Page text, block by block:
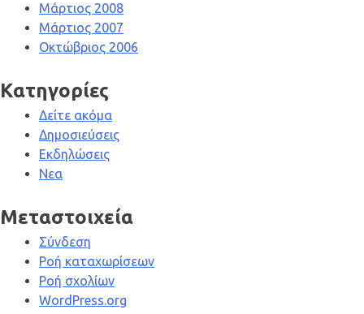
Μάρτιος 2008
Μάρτιος 2007
Οκτώβριος 2006
Kατηγορίες
Δείτε ακόμα
Δημοσιεύσεις
Εκδηλώσεις
Νεα
Μεταστοιχεία
Σύνδεση
Ροή καταχωρίσεων
Ροή σχολίων
WordPress.org